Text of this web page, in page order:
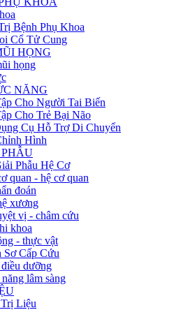
Bệnh Phụ Khoa
Cổ Tử Cung
HỌNG
họng
NĂNG
Cho Người Tai Biến
Cho Trẻ Bại Não
Cụ Hỗ Trợ Di Chuyển
Hình
Phẫu Hệ Cơ
quan - hệ cơ quan
đoán
xương
vị - châm cứu
khoa
- thực vật
Sơ Cấp Cứu
dưỡng
lâm sàng
Liệu